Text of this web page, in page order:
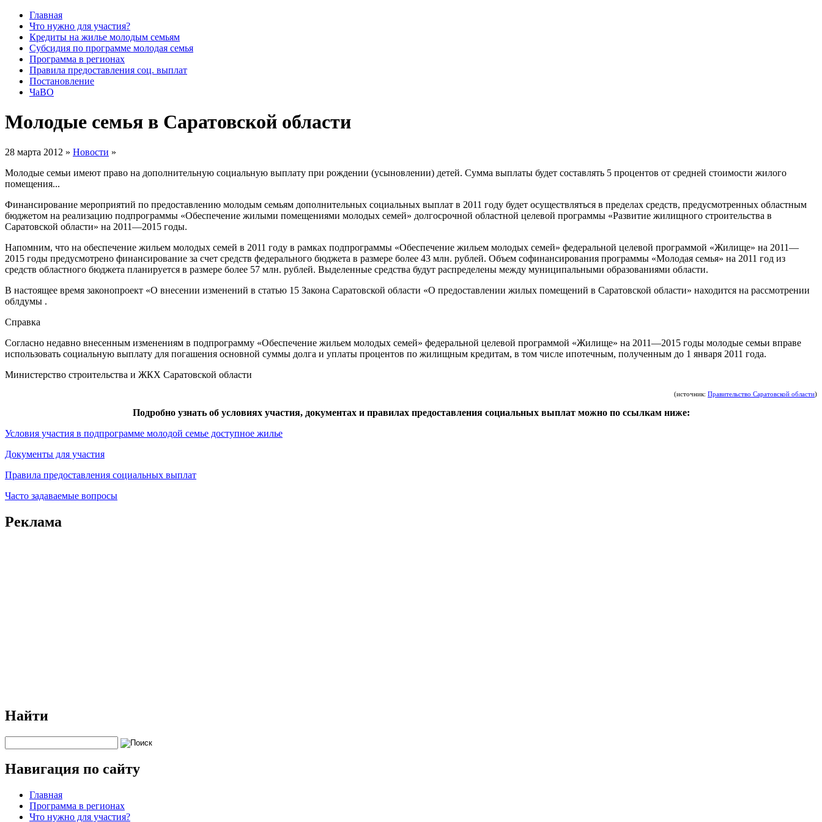
Главная
Что нужно для участия?
Кредиты на жилье молодым семьям
Субсидия по программе молодая семья
Программа в регионах
Правила предоставления соц. выплат
Постановление
ЧаВО
Молодые семья в Саратовской области
28 марта 2012 » Новости »
Молодые семьи имеют право на дополнительную социальную выплату при рождении (усыновлении) детей. Сумма выплаты будет составлять 5 процентов от средней стоимости жилого
помещения...
Финансирование мероприятий по предоставлению молодым семьям дополнительных социальных выплат в 2011 году будет осуществляться в пределах средств, предусмотренных областным
бюджетом на реализацию подпрограммы «Обеспечение жилыми помещениями молодых семей» долгосрочной областной целевой программы «Развитие жилищного строительства в
Саратовской области» на 2011—2015 годы.
Напомним, что на обеспечение жильем молодых семей в 2011 году в рамках подпрограммы «Обеспечение жильем молодых семей» федеральной целевой программой «Жилище» на 2011—
2015 годы предусмотрено финансирование за счет средств федерального бюджета в размере более 43 млн. рублей. Объем софинансирования программы «Молодая семья» на 2011 год из
средств областного бюджета планируется в размере более 57 млн. рублей. Выделенные средства будут распределены между муниципальными образованиями области.
В настоящее время законопроект «О внесении изменений в статью 15 Закона Саратовской области «О предоставлении жилых помещений в Саратовской области» находится на рассмотрении
облдумы .
Справка
Согласно недавно внесенным изменениям в подпрограмму «Обеспечение жильем молодых семей» федеральной целевой программой «Жилище» на 2011—2015 годы молодые семьи вправе
использовать социальную выплату для погашения основной суммы долга и уплаты процентов по жилищным кредитам, в том числе ипотечным, полученным до 1 января 2011 года.
Министерство строительства и ЖКХ Саратовской области
(источник: Правительство Саратовской области)
Подробно узнать об условиях участия, документах и правилах предоставления социальных выплат можно по ссылкам ниже:
Условия участия в подпрограмме молодой семье доступное жилье
Документы для участия
Правила предоставления социальных выплат
Часто задаваемые вопросы
Реклама
Найти
Навигация по сайту
Главная
Программа в регионах
Что нужно для участия?